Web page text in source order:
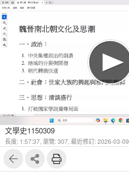
13
文學史1150309
長度: 1:57:37, 瀏覽: 307, 最近修訂: 2026-03-09